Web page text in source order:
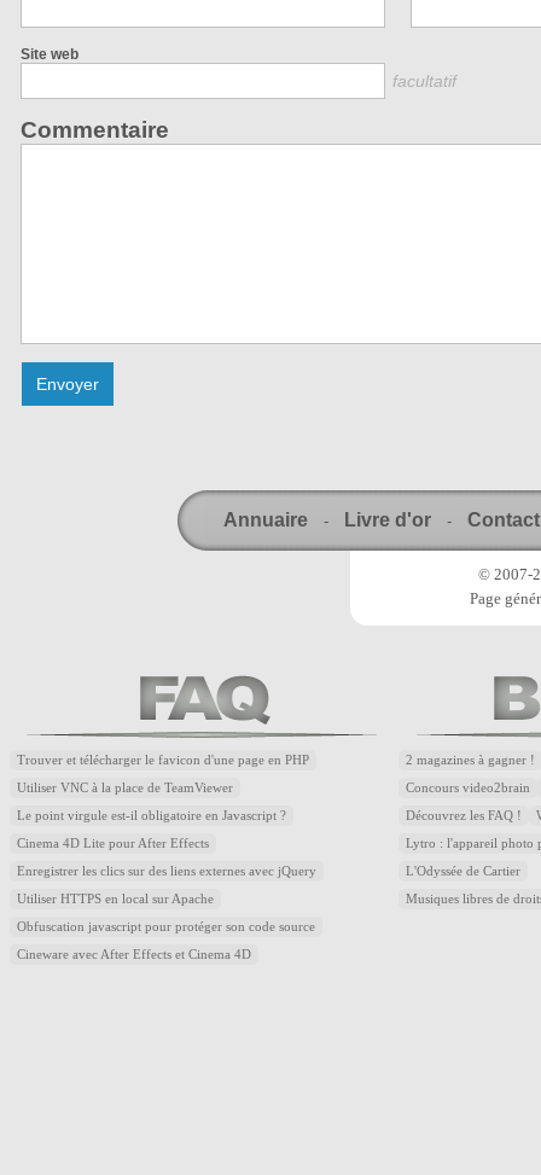
Site web
facultatif
Commentaire
Annuaire - Livre d'or - Contact
© 2007-
Page
Trouver et télécharger le favicon d'une page en PHP
Utiliser VNC à la place de TeamViewer
Le point virgule est-il obligatoire en Javascript ?
Cinema 4D Lite pour After Effects
Enregistrer les clics sur des liens externes avec jQuery
Utiliser HTTPS en local sur Apache
Obfuscation javascript pour protéger son code source
Cineware avec After Effects et Cinema 4D
2 magazines à gagner !
Concours video2brain
Découvrez les FAQ !
Lytro : l'appareil photo
L'Odyssée de Cartier
Musiques libres de